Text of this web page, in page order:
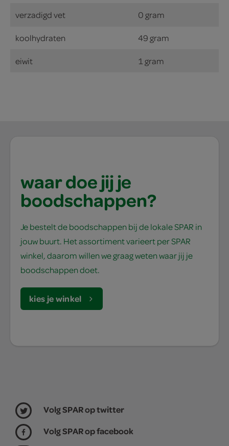
verzadigd vet 0 gram
koolhydraten 49 gram
eiwit 1 gram
waar doe jij je
boodschappen?
Je bestelt de boodschappen bij de lokale SPAR in
jouw buurt. Het assortiment varieert per SPAR
winkel, daarom willen we graag weten waar jij je
boodschappen doet.
kies je winkel
Volg SPAR op twitter
Volg SPAR op facebook